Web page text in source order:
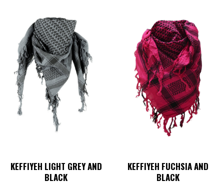
KEFFIYEH LIGHT GREY AND
BLACK
KEFFIYEH FUCHSIA AND
BLACK